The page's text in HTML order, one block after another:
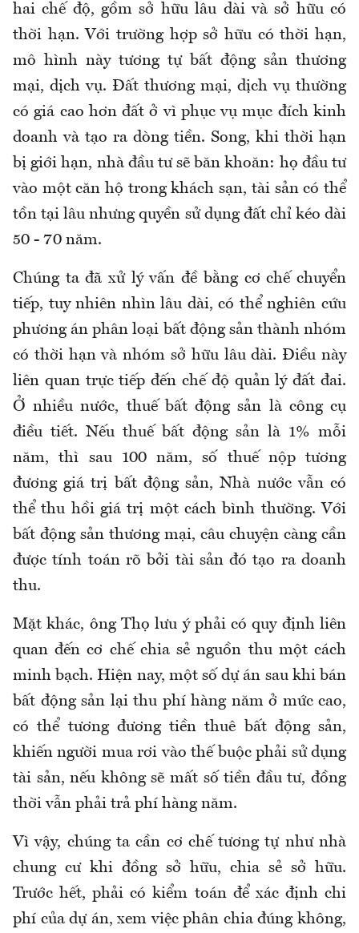
hai chế độ, gồm sở hữu lâu dài và sở hữu có
thời hạn. Với trường hợp sở hữu có thời hạn,
mô hình này tương tự bất động sản thương
mại, dịch vụ. Đất thương mại, dịch vụ thường
có giá cao hơn đất ở vì phục vụ mục đích kinh
doanh và tạo ra dòng tiền. Song, khi thời hạn
bị giới hạn, nhà đầu tư sẽ băn khoăn: họ đầu tư
vào một căn hộ trong khách sạn, tài sản có thể
tồn tại lâu nhưng quyền sử dụng đất chỉ kéo dài
50 - 70 năm.
Chúng ta đã xử lý vấn đề bằng cơ chế chuyển
tiếp, tuy nhiên nhìn lâu dài, có thể nghiên cứu
phương án phân loại bất động sản thành nhóm
có thời hạn và nhóm sở hữu lâu dài. Điều này
liên quan trực tiếp đến chế độ quản lý đất đai.
Ở nhiều nước, thuế bất động sản là công cụ
điều tiết. Nếu thuế bất động sản là 1% mỗi
năm, thì sau 100 năm, số thuế nộp tương
đương giá trị bất động sản, Nhà nước vẫn có
thể thu hồi giá trị một cách bình thường. Với
bất động sản thương mại, câu chuyện càng cần
được tính toán rõ bởi tài sản đó tạo ra doanh
thu.
Mặt khác, ông Thọ lưu ý phải có quy định liên
quan đến cơ chế chia sẻ nguồn thu một cách
minh bạch. Hiện nay, một số dự án sau khi bán
bất động sản lại thu phí hàng năm ở mức cao,
có thể tương đương tiền thuê bất động sản,
khiến người mua rơi vào thế buộc phải sử dụng
tài sản, nếu không sẽ mất số tiền đầu tư, đồng
thời vẫn phải trả phí hàng năm.
Vì vậy, chúng ta cần cơ chế tương tự như nhà
chung cư khi đồng sở hữu, chia sẻ sở hữu.
Trước hết, phải có kiểm toán để xác định chi
phí của dự án, xem việc phân chia đúng không,